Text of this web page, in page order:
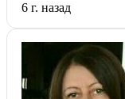
6 г. назад